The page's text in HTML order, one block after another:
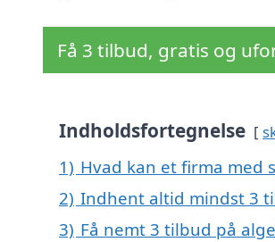
Få 3 tilbud, gratis og
Indholdsfortegnelse
1) Hvad kan et firma med
2) Indhent altid mindst 3
3) Få nemt 3 tilbud på